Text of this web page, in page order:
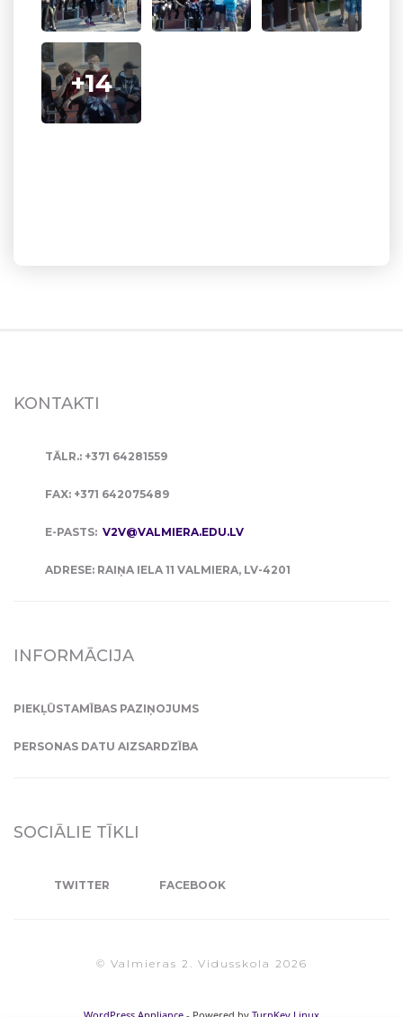
+14
KONTAKTI
TĀLR.: +371 64281559
FAX: +371 642075489
E-PASTS: V2V@VALMIERA.EDU.LV
ADRESE: RAIŅA IELA 11 VALMIERA, LV-4201
INFORMĀCIJA
PIEKĻŪSTAMĪBAS PAZIŅOJUMS
PERSONAS DATU AIZSARDZĪBA
SOCIĀLIE TĪKLI
TWITTER FACEBOOK
© Valmieras 2. Vidusskola 2026